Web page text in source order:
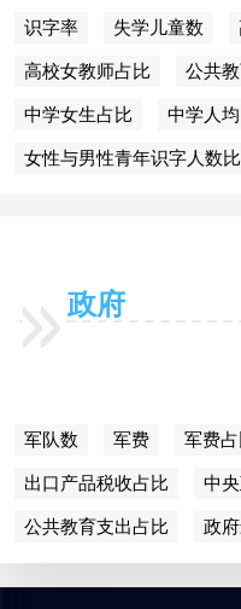
识字率 失学儿童数
高校女教师占比 公共
中学女生占比 中学人
女性与男性青年识字人数比
政府
军队数 军费 军费占
出口产品税收占比 中
公共教育支出占比 政